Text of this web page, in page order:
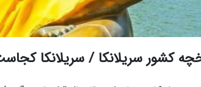
کشور سریلانکا / سریلانکا